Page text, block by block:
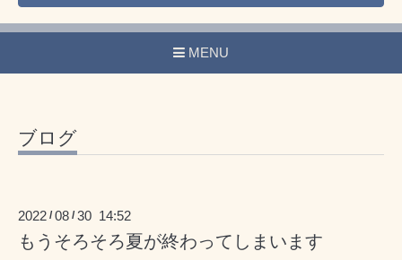
MENU
ブログ
2022 /08 /30 14:52
もうそろそろ夏が終わってしまいます